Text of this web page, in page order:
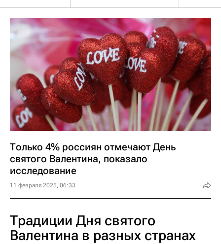
Только 4% россиян отмечают День
святого Валентина, показало
исследование
11 февраля 2025, 06:33
Традиции Дня святого
Валентина в разных странах